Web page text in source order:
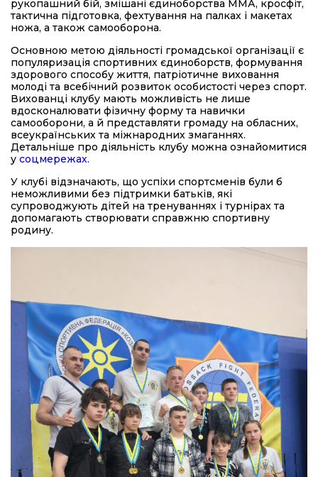
рукопашний бій, змішані єдиноборства ММА, кросфіт,
тактична підготовка, фехтування на палках і макетах
ножа, а також самооборона.
Основною метою діяльності громадської організації є
популяризація спортивних єдиноборств, формування
здорового способу життя, патріотичне виховання
молоді та всебічний розвиток особистості через спорт.
Вихованці клубу мають можливість не лише
вдосконалювати фізичну форму та навички
самооборони, а й представляти громаду на обласних,
всеукраїнських та міжнародних змаганнях.
Детальніше про діяльність клубу можна ознайомитися
у соцмережах.
У клубі відзначають, що успіхи спортсменів були б
неможливими без підтримки батьків, які
супроводжують дітей на тренуваннях і турнірах та
допомагають створювати справжню спортивну
родину.